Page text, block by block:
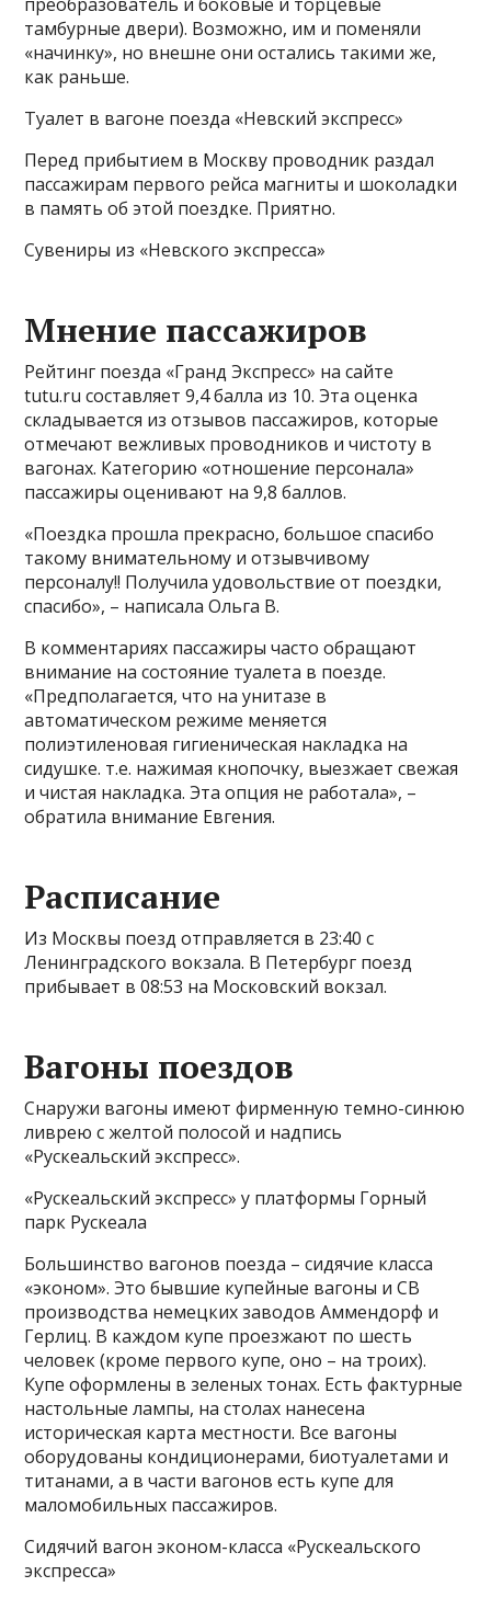
тамбурные двери). Возможно, им и поменяли
«начинку», но внешне они остались такими же,
как раньше.
Туалет в вагоне поезда «Невский экспресс»
Перед прибытием в Москву проводник раздал
пассажирам первого рейса магниты и шоколадки
в память об этой поездке. Приятно.
Сувениры из «Невского экспресса»
Мнение пассажиров
Рейтинг поезда «Гранд Экспресс» на сайте
tutu.ru составляет 9,4 балла из 10. Эта оценка
складывается из отзывов пассажиров, которые
отмечают вежливых проводников и чистоту в
вагонах. Категорию «отношение персонала»
пассажиры оценивают на 9,8 баллов.
«Поездка прошла прекрасно, большое спасибо
такому внимательному и отзывчивому
персоналу!! Получила удовольствие от поездки,
спасибо», – написала Ольга В.
В комментариях пассажиры часто обращают
внимание на состояние туалета в поезде.
«Предполагается, что на унитазе в
автоматическом режиме меняется
полиэтиленовая гигиеническая накладка на
сидушке. т.е. нажимая кнопочку, выезжает свежая
и чистая накладка. Эта опция не работала», –
обратила внимание Евгения.
Расписание
Из Москвы поезд отправляется в 23:40 с
Ленинградского вокзала. В Петербург поезд
прибывает в 08:53 на Московский вокзал.
Вагоны поездов
Снаружи вагоны имеют фирменную темно-синюю
ливрею с желтой полосой и надпись
«Рускеальский экспресс».
«Рускеальский экспресс» у платформы Горный
парк Рускеала
Большинство вагонов поезда – сидячие класса
«эконом». Это бывшие купейные вагоны и СВ
производства немецких заводов Аммендорф и
Герлиц. В каждом купе проезжают по шесть
человек (кроме первого купе, оно – на троих).
Купе оформлены в зеленых тонах. Есть фактурные
настольные лампы, на столах нанесена
историческая карта местности. Все вагоны
оборудованы кондиционерами, биотуалетами и
титанами, а в части вагонов есть купе для
маломобильных пассажиров.
Сидячий вагон эконом-класса «Рускеальского
экспресса»